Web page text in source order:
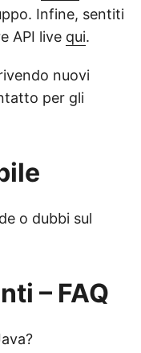
Infine, sentiti
API live qui.
nuovi
per gli
o dubbi sul
– FAQ